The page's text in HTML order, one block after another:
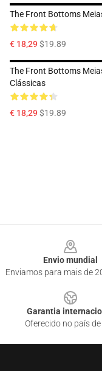
The Front Bottoms
€ 18,29$19.89
The Front Bottoms
Clássicas
€ 18,29$19.89
Envio mundial
Enviamos para mais de
Garantia
Oferecido no país